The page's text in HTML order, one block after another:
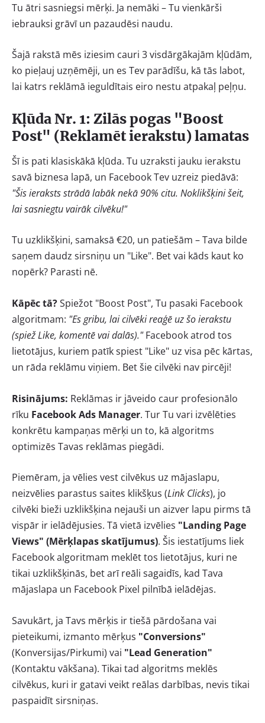
Tu ātri sasniegsi mērķi. Ja nemāki – Tu vienkārši
iebrauksi grāvī un pazaudēsi naudu.
Šajā rakstā mēs iziesim cauri 3 visdārgākajām kļūdām,
ko pieļauj uzņēmēji, un es Tev parādīšu, kā tās labot,
lai katrs reklāmā ieguldītais eiro nestu atpakaļ peļņu.
Kļūda Nr. 1: Zilās pogas "Boost
Post" (Reklamēt ierakstu) lamatas
Šī is pati klasiskākā kļūda. Tu uzraksti jauku ierakstu
savā biznesa lapā, un Facebook Tev uzreiz piedāvā:
"Šis ieraksts strādā labāk nekā 90% citu. Noklikšķini šeit,
lai sasniegtu vairāk cilvēku!"
Tu uzklikšķini, samaksā €20, un patiešām – Tava bilde
saņem daudz sirsniņu un "Like". Bet vai kāds kaut ko
nopērk? Parasti nē.
Kāpēc tā?Spiežot "Boost Post", Tu pasaki Facebook
algoritmam: "Es gribu, lai cilvēki reaģē uz šo ierakstu
(spiež Like, komentē vai dalās)."Facebook atrod tos
lietotājus, kuriem patīk spiest "Like" uz visa pēc kārtas,
un rāda reklāmu viņiem. Bet šie cilvēki nav pircēji!
Risinājums: Reklāmas ir jāveido caur profesionālo
rīku Facebook Ads Manager. Tur Tu vari izvēlēties
konkrētu kampaņas mērķi un to, kā algoritms
optimizēs Tavas reklāmas piegādi.
Piemēram, ja vēlies vest cilvēkus uz mājaslapu,
neizvēlies parastus saites klikšķus (Link Clicks), jo
cilvēki bieži uzklikšķina nejauši un aizver lapu pirms tā
vispār ir ielādējusies. Tā vietā izvēlies "Landing Page
Views" (Mērķlapas skatījumus). Šis iestatījums liek
Facebook algoritmam meklēt tos lietotājus, kuri ne
tikai uzklikšķinās, bet arī reāli sagaidīs, kad Tava
mājaslapa un Facebook Pixel pilnībā ielādējas.
Savukārt, ja Tavs mērķis ir tiešā pārdošana vai
pieteikumi, izmanto mērķus "Conversions"
(Konversijas/Pirkumi) vai "Lead Generation"
(Kontaktu vākšana). Tikai tad algoritms meklēs
cilvēkus, kuri ir gatavi veikt reālas darbības, nevis tikai
paspaidīt sirsniņas.